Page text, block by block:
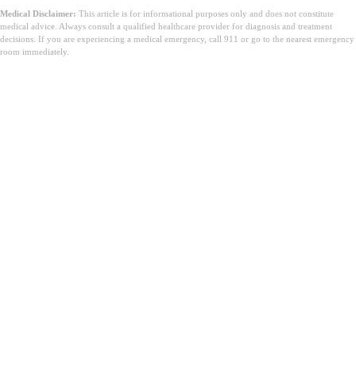
Medical Disclaimer: This article is for informational purposes only and does not constitute
medical advice. Always consult a qualified healthcare provider for diagnosis and treatment
decisions. If you are experiencing a medical emergency, call 911 or go to the nearest emergency
room immediately.